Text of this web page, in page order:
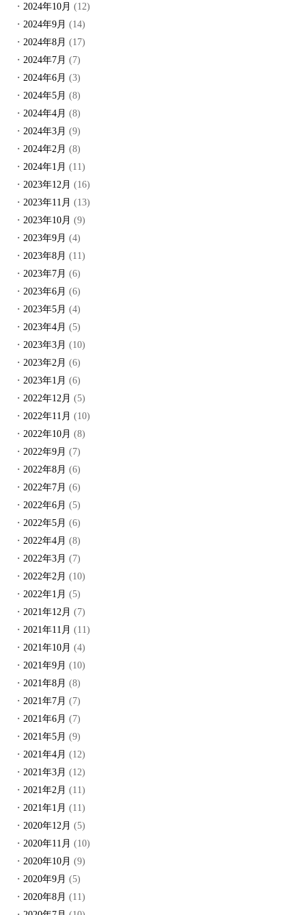
2024年10月 (12)
2024年9月 (14)
2024年8月 (17)
2024年7月 (7)
2024年6月 (3)
2024年5月 (8)
2024年4月 (8)
2024年3月 (9)
2024年2月 (8)
2024年1月 (11)
2023年12月 (16)
2023年11月 (13)
2023年10月 (9)
2023年9月 (4)
2023年8月 (11)
2023年7月 (6)
2023年6月 (6)
2023年5月 (4)
2023年4月 (5)
2023年3月 (10)
2023年2月 (6)
2023年1月 (6)
2022年12月 (5)
2022年11月 (10)
2022年10月 (8)
2022年9月 (7)
2022年8月 (6)
2022年7月 (6)
2022年6月 (5)
2022年5月 (6)
2022年4月 (8)
2022年3月 (7)
2022年2月 (10)
2022年1月 (5)
2021年12月 (7)
2021年11月 (11)
2021年10月 (4)
2021年9月 (10)
2021年8月 (8)
2021年7月 (7)
2021年6月 (7)
2021年5月 (9)
2021年4月 (12)
2021年3月 (12)
2021年2月 (11)
2021年1月 (11)
2020年12月 (5)
2020年11月 (10)
2020年10月 (9)
2020年9月 (5)
2020年8月 (11)